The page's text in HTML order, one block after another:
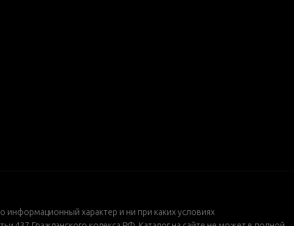
характер и ни при каких условиях